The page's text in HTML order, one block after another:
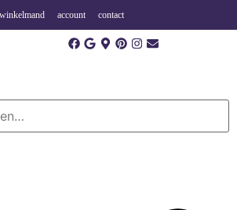
winkelmand account contact